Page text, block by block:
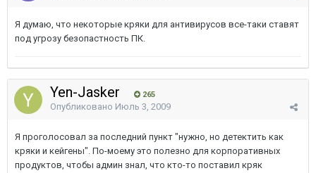
Я думаю, что некоторые кряки для антивирусов все-таки ставят
под угрозу безопастность ПК.
Yen-Jasker 265
Опубликовано Июль 3, 2009
Я проголосовал за последний пункт "нужно, но детектить как
кряки и кейгены". По-моему это полезно для корпоративных
продуктов, чтобы админ знал, что кто-то поставил кряк